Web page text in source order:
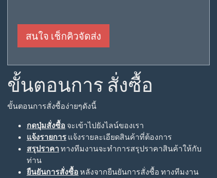
สนใจ เช็กคิวจัดส่ง
ขั้นตอนการ สั่งซื้อ
ขั้นตอนการสั่งซื้อง่ายๆดังนี้
กดปุ่มสั่งซื้อ จะเข้าไปยังไลน์ของเรา
แจ้งรายการ แจ้งรายละเอียดสินค้าที่ต้องการ
สรุปราคา ทางทีมงานจะทำการสรุปราคาสินค้าให้กับ
ท่าน
ยืนยันการสั่งซื้อ หลังจากยืนยันการสั่งซื้อ ทางทีมงาน